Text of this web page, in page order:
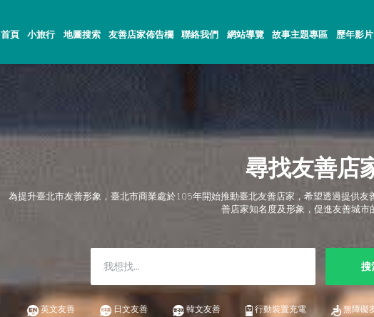
首頁 小旅行 地圖搜索 友善店家佈告欄 聯絡我們 網站導覽 故事主題專區 歷年影片
尋找友善店
為提升臺北市友善形象，臺北市商業處於105年開始推動臺北友善店家，希望透過提供
善店家知名度及形象，促進友善城市
搜
英文友善 日文友善 韓文友善 行動裝置充電 無障礙